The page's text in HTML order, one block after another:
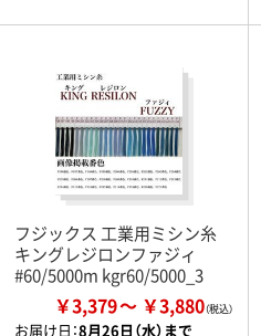
フジックス 工業用ミシン糸
キングレジロンファジィ
#60/5000m kgr60/5000_3
￥3,379 ￥3,880
お届け日：8月26日（水）まで